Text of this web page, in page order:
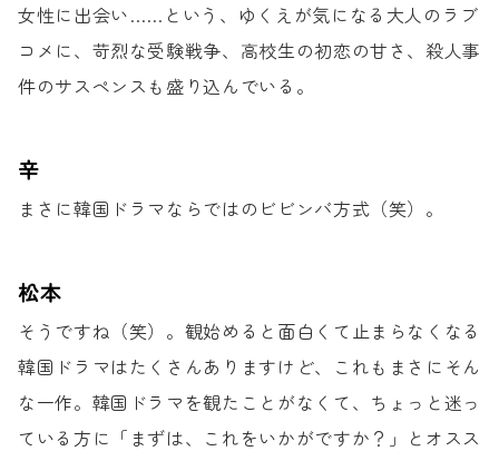
女性に出会い…… という、ゆくえが気になる大人のラブ
コメに、 苛烈な受験戦争、高校生の初恋の甘さ、 殺人事
件のサスペンスも盛り込んでいる。
辛
まさに韓国ドラマならではのビビンバ方式（笑）。
松本
そうですね（笑）。 観始めると面白くて止まらなくなる
韓国ドラマはたくさんありますけど、
これもまさにそん
な一作。 韓国ドラマを観たことがなくて、 ちょっと迷っ
ている方に 「まずは、これをいかがですか？」と オスス